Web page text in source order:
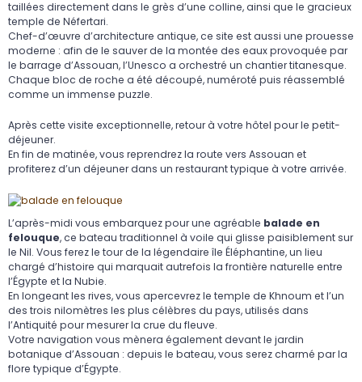
taillées directement dans le grès d’une colline, ainsi que le gracieux
temple de Néfertari.
Chef-d’œuvre d’architecture antique, ce site est aussi une prouesse
moderne : afin de le sauver de la montée des eaux provoquée par
le barrage d’Assouan, l’Unesco a orchestré un chantier titanesque.
Chaque bloc de roche a été découpé, numéroté puis réassemblé
comme un immense puzzle.
Après cette visite exceptionnelle, retour à votre hôtel pour le petit-
déjeuner.
En fin de matinée, vous reprendrez la route vers Assouan et
profiterez d’un déjeuner dans un restaurant typique à votre arrivée.
L’après-midi vous embarquez pour une agréable balade en
felouque, ce bateau traditionnel à voile qui glisse paisiblement sur
le Nil. Vous ferez le tour de la légendaire île Éléphantine, un lieu
chargé d’histoire qui marquait autrefois la frontière naturelle entre
l’Égypte et la Nubie.
En longeant les rives, vous apercevrez le temple de Khnoum et l’un
des trois nilomètres les plus célèbres du pays, utilisés dans
l’Antiquité pour mesurer la crue du fleuve.
Votre navigation vous mènera également devant le jardin
botanique d’Assouan : depuis le bateau, vous serez charmé par la
flore typique d’Égypte.